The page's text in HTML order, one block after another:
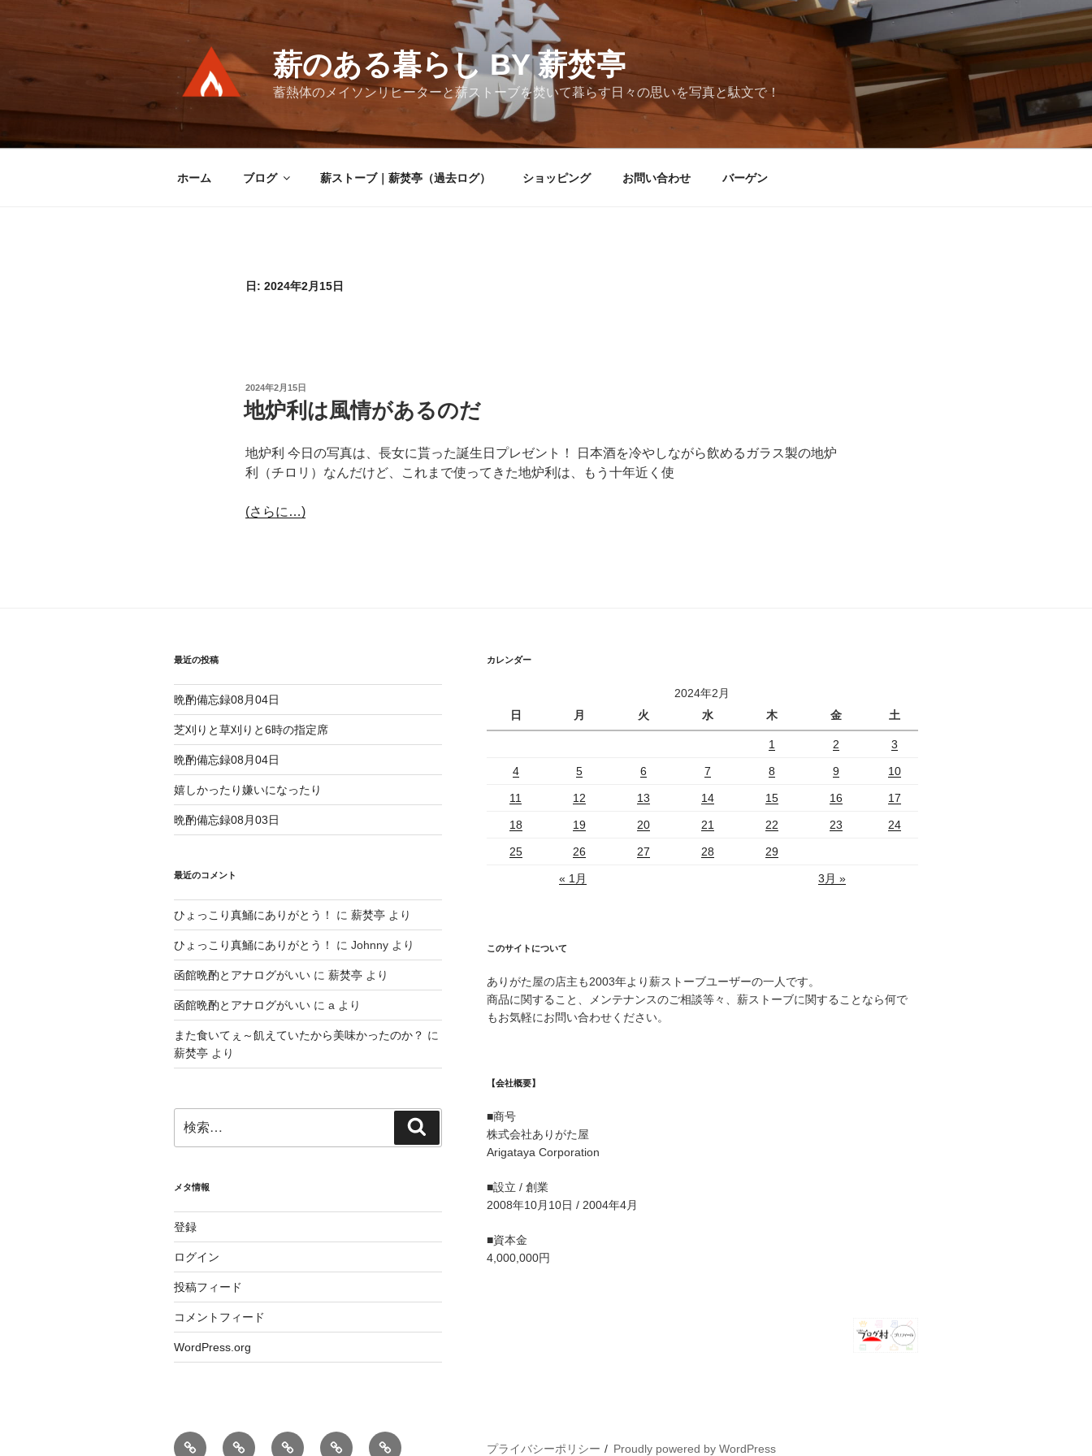
キ
薪のある暮らし BY 薪焚亭
蓄熱体のメイソンリヒーターと薪ストーブを焚いて暮らす日々の思いを写真と駄文で！
ホーム ブログ 薪ストーブ｜薪焚亭（過去ログ） ショッピング お問い合わせ バーゲン
日: 2024年2月15日
投
稿
日:
2024年2月15日
地炉利は風情があるのだ
地炉利 今日の写真は、長女に貰った誕生日プレゼント！ 日本酒を冷やしながら飲めるガラス製の地炉
利（チロリ）なんだけど、これまで使ってきた地炉利は、もう十年近く使
(さらに…)
最近の投稿
晩酌備忘録08月04日
芝刈りと草刈りと6時の指定席
晩酌備忘録08月04日
嬉しかったり嫌いになったり
晩酌備忘録08月03日
最近のコメント
ひょっこり真鯒にありがとう！ に 薪焚亭 より
ひょっこり真鯒にありがとう！ に Johnny より
函館晩酌とアナログがいい に 薪焚亭 より
函館晩酌とアナログがいい に a より
また食いてぇ～飢えていたから美味かったのか？ に
薪焚亭 より
索:
索
メタ情報
登録
ログイン
投稿フィード
コメントフィード
WordPress.org
カレンダー
2024年2月
日
月 火 水 木 金 土
1 2 3
4 5 6 7 8 9 10
11 12 13 14 15 16 17
18 19 20 21 22 23 24
25 26 27 28 29
« 1月 3月 »
このサイトについて
ありがた屋の店主も2003年より薪ストーブユーザーの一人です。
商品に関すること、メンテナンスのご相談等々、薪ストーブに関することなら何で
もお気軽にお問い合わせください。
【会社概要】
■商号
株式会社ありがた屋
Arigataya Corporation
■設立 / 創業
2008年10月10日 / 2004年4月
■資本金
4,000,000円
ホ
ブ
薪
シ
お
プライバシーポリシー Proudly powered by WordPress